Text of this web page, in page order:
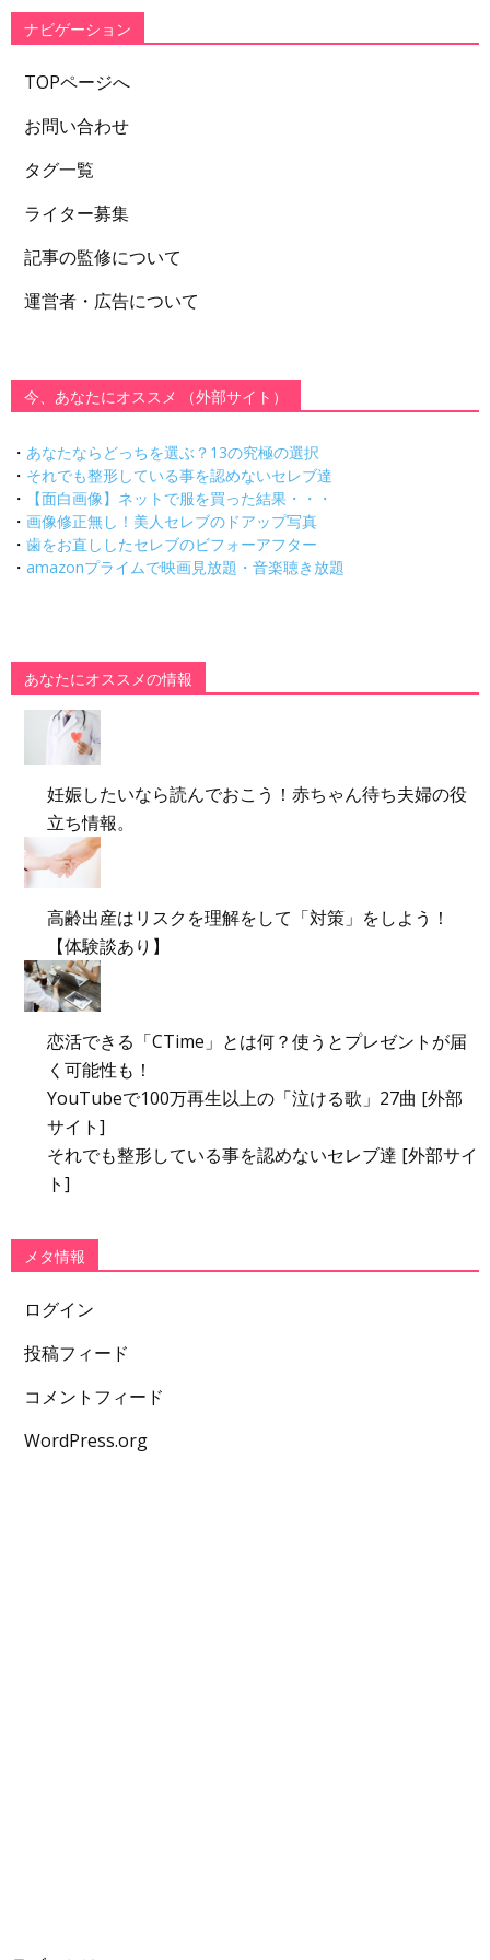
ー
ナビゲーション
TOPページへ
お問い合わせ
タグ一覧
ライター募集
記事の監修について
運営者・広告について
今、あなたにオススメ （外部サイト）
・ あなたならどっちを選ぶ？13の究極の選択
・ それでも整形している事を認めないセレブ達
・
【面白画像】ネットで服を買った結果・・・
・ 画像修正無し！美人セレブのドアップ写真
・ 歯をお直ししたセレブのビフォーアフター
・ amazonプライムで映画見放題・音楽聴き放題
あなたにオススメの情報
妊娠したいなら読んでおこう！赤ちゃん待ち夫婦の役
立ち情報。
高齢出産はリスクを理解をして「対策」をしよう！
【体験談あり】
恋活できる「CTime」とは何？使うとプレゼントが届
く可能性も！
YouTubeで100万再生以上の「泣ける歌」27曲 [外部
サイト]
それでも整形している事を認めないセレブ達 [外部サイ
ト]
メタ情報
ログイン
投稿フィード
コメントフィード
WordPress.org